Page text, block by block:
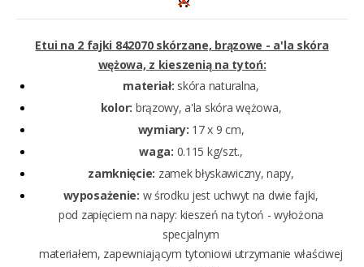
Etui na 2 fajki 842070 skórzane, brązowe - a'la skóra
wężowa, z kieszenią na tytoń:
materiał: skóra naturalna,
kolor: brązowy, a'la skóra wężowa,
wymiary: 17 x 9 cm,
waga: 0.115 kg/szt.,
zamknięcie: zamek błyskawiczny, napy,
wyposażenie: w środku jest uchwyt na dwie fajki,
pod zapięciem na napy: kieszeń na tytoń - wyłożona
specjalnym
materiałem, zapewniającym tytoniowi utrzymanie właściwej